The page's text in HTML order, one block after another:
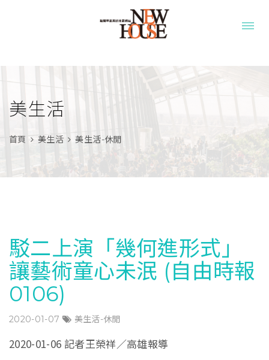
美生活
首頁 美生活 美生活-休閒
駁二上演「幾何進形式」
讓藝術童心未泯 (自由時報
0106)
2020-01-07 美生活-休閒
2020-01-06 記者王榮祥／高雄報導